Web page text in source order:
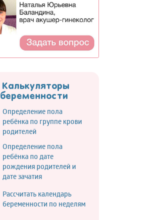
Калькуляторы
беременности
Определение пола
ребёнка по группе крови
родителей
Определение пола
ребёнка по дате
рождения родителей и
дате зачатия
Рассчитать календарь
беременности по неделям